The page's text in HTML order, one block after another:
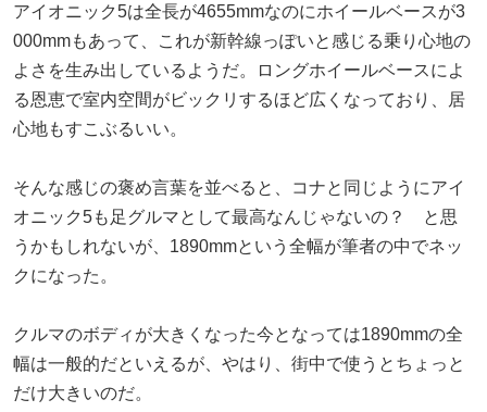
アイオニック5は全長が4655mmなのにホイールベースが3
000mmもあって、これが新幹線っぽいと感じる乗り心地の
よさを生み出しているようだ。ロングホイールベースによ
る恩恵で室内空間がビックリするほど広くなっており、居
心地もすこぶるいい。
そんな感じの褒め言葉を並べると、コナと同じようにアイ
オニック5も足グルマとして最高なんじゃないの？ と思
うかもしれないが、1890mmという全幅が筆者の中でネッ
クになった。
クルマのボディが大きくなった今となっては1890mmの全
幅は一般的だといえるが、やはり、街中で使うとちょっと
だけ大きいのだ。